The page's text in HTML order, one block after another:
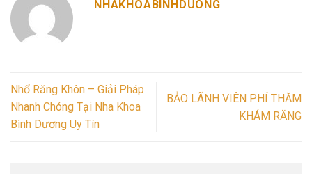
NHAKHOABINHDUONG
Nhổ Răng Khôn – Giải Pháp
Nhanh Chóng Tại Nha Khoa
Bình Dương Uy Tín
BẢO LÃNH VIÊN PHÍ THĂM
KHÁM RĂNG